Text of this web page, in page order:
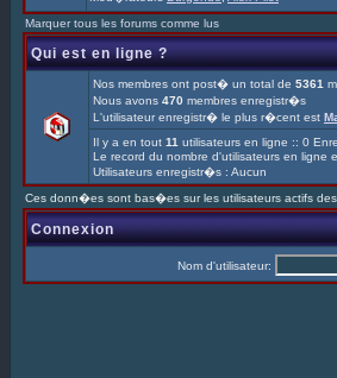
Marquer tous les forums comme lus
Qui est en ligne ?
Nos membres ont post� un total de 5361
Nous avons 470 membres enregistr�s
L'utilisateur enregistr� le plus r�cent est
Il y a en tout 11 utilisateurs en ligne :: 0
Le record du nombre d'utilisateurs en ligne
Utilisateurs enregistr�s : Aucun
Ces donn�es sont bas�es sur les utilisateurs actifs
Connexion
Nom d'utilisateur: